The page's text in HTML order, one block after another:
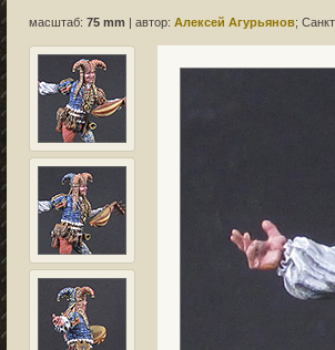
масштаб: 75 mm автор: Алексей Агурьянов;